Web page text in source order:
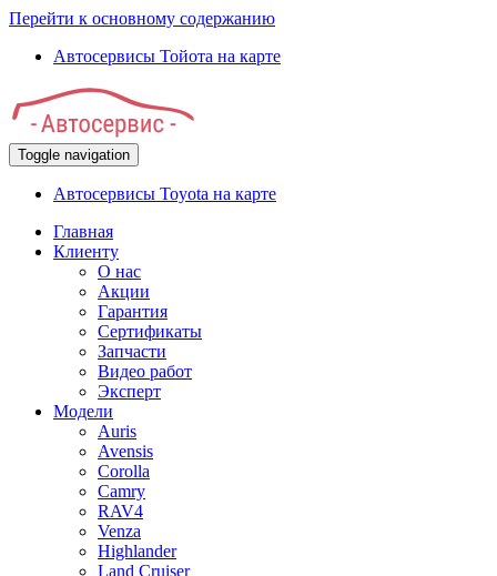
Перейти к основному содержанию
Автосервисы Тойота на карте
Toggle navigation
Автосервисы Toyota на карте
Главная
Клиенту
О нас
Акции
Гарантия
Сертификаты
Запчасти
Видео работ
Эксперт
Модели
Auris
Avensis
Corolla
Camry
RAV4
Venza
Highlander
Land Cruiser